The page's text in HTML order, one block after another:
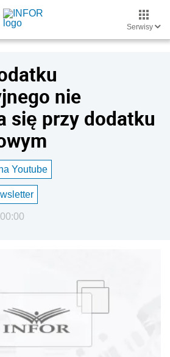
Serwisy
nie
się przy dodatku
Youtube